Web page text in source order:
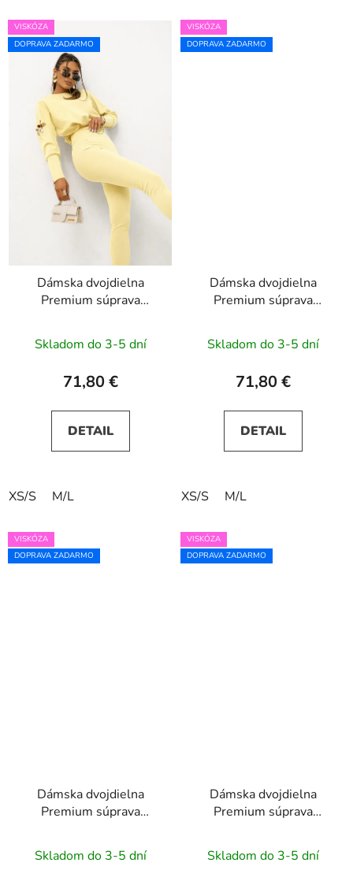
VISKÓZA
DOPRAVA ZADARMO
Dámska dvojdielna
Premium súprava
Skladom do 3-5 dní
71,80 €
DETAIL
XS/S M/L
VISKÓZA
DOPRAVA ZADARMO
Dámska dvojdielna
Premium súprava
Skladom do 3-5 dní
71,80 €
DETAIL
XS/S M/L
VISKÓZA
DOPRAVA ZADARMO
Dámska dvojdielna
Premium súprava
Skladom do 3-5 dní
VISKÓZA
DOPRAVA ZADARMO
Dámska dvojdielna
Premium súprava
Skladom do 3-5 dní